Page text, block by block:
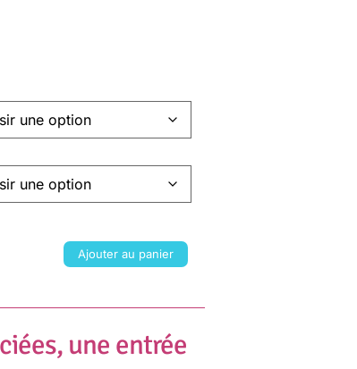
Ajouter au panier
une entrée